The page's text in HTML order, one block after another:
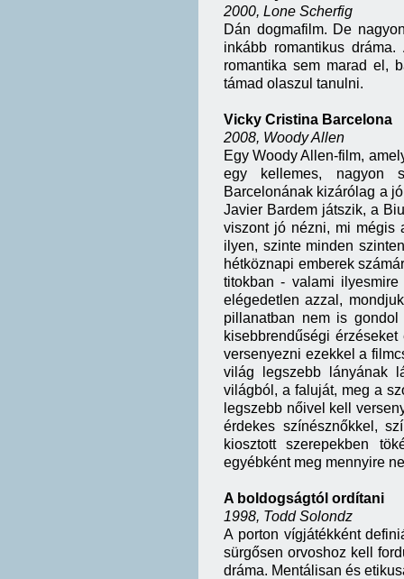
2000, Lone Scherfig
Dán dogmafilm. De
inkább romantikus
romantika sem marad el,
támad olaszul tanulni.
Vicky Cristina Barcelona
2008, Woody Allen
Egy Woody Allen-film,
egy kellemes, nagyon
Barcelonának kizárólag a
Javier Bardem játszik, a
viszont jó nézni, mi mégis
ilyen, szinte minden
hétköznapi emberek
titokban - valami
elégedetlen azzal,
pillanatban nem is
kisebbrendűségi
versenyezni ezekkel a
világ legszebb lányának
világból, a faluját, meg a
legszebb nőivel kell
érdekes színésznőkkel,
kiosztott szerepekben
egyébként meg mennyire
A boldogságtól ordítani
1998, Todd Solondz
A porton vígjátékként
sürgősen orvoshoz kell
dráma. Mentálisan és